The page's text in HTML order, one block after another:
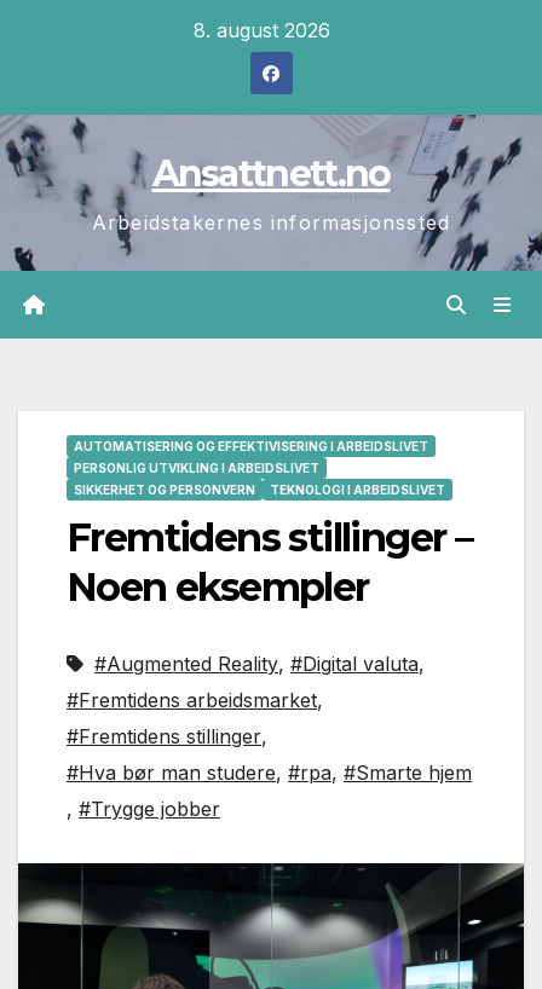
8. august 2026
Ansattnett.no
Arbeidstakernes informasjonssted
AUTOMATISERING OG EFFEKTIVISERING I ARBEIDSLIVET
PERSONLIG UTVIKLING I ARBEIDSLIVET
SIKKERHET OG PERSONVERN
TEKNOLOGI I ARBEIDSLIVET
Fremtidens stillinger –
Noen eksempler
#Augmented Reality, #Digital valuta,
#Fremtidens arbeidsmarket,
#Fremtidens stillinger,
#Hva bør man studere, #rpa, #Smarte hjem
, #Trygge jobber